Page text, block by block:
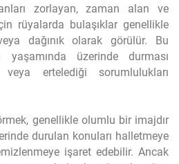
zorlayan, zaman alan ve
rüyalarda bulaşıklar genellikle
dağınık olarak görülür. Bu
üzerinde durması
ertelediği sorumlulukları
genellikle olumlu bir imajdır
durulan konuları halletmeye
işaret edebilir. Ancak